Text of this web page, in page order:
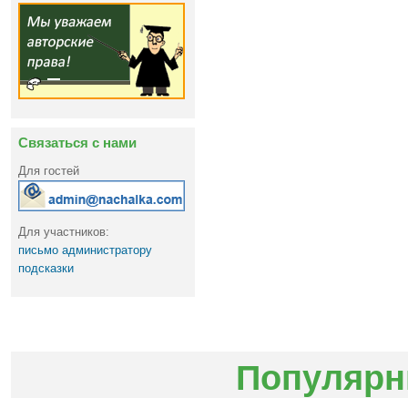
Связаться с нами
Для гостей
Для участников:
письмо администратору
подсказки